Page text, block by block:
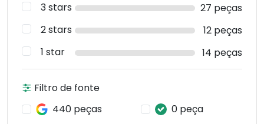
3 stars
27 peças
2 stars
12 peças
1 star
14 peças
Filtro de fonte
440 peças
0 peça